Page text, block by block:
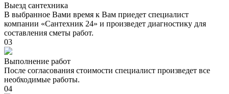
Выезд сантехника
В выбранное Вами время к Вам приедет специалист
компании «Сантехник 24» и произведет диагностику для
составления сметы работ.
03
Выполнение работ
После согласования стоимости специалист произведет все
необходимые работы.
04